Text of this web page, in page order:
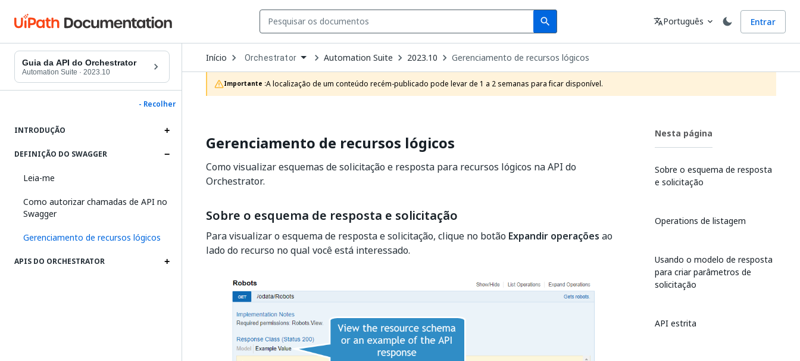
search
Search Idioma
translatePortuguês expand_more Entrar
Guia da API do Orchestrator
Automation Suite · 2023.10
- Recolher
INTRODUÇÃO
DEFINIÇÃO DO SWAGGER
Leia-me
Como autorizar chamadas de API no
Swagger
Gerenciamento de recursos lógicos
APIS DO ORCHESTRATOR
Início Open
Dropdown
to
choose
product
Orchestrator Automation Suite 2023.10 Gerenciamento de recursos lógicos
Importante :A localização de um conteúdo recém-publicado pode levar de 1 a 2 semanas para ficar disponível.
Gerenciamento de recursos lógicos
Como visualizar esquemas de solicitação e resposta para recursos lógicos na API do
Orchestrator.
Sobre o esquema de resposta e solicitação
Para visualizar o esquema de resposta e solicitação, clique no botão Expandir operações ao
lado do recurso no qual você está interessado.
Nesta página
Sobre o esquema de resposta
e solicitação
Operations de listagem
Usando o modelo de resposta
para criar parâmetros de
solicitação
API estrita